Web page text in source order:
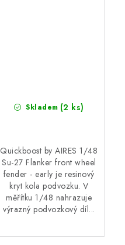
Skladem (2 ks)
Quickboost by AIRES 1/48
Su-27 Flanker front wheel
fender - early je resinový
kryt kola podvozku. V
měřítku 1/48 nahrazuje
výrazný podvozkový díl...